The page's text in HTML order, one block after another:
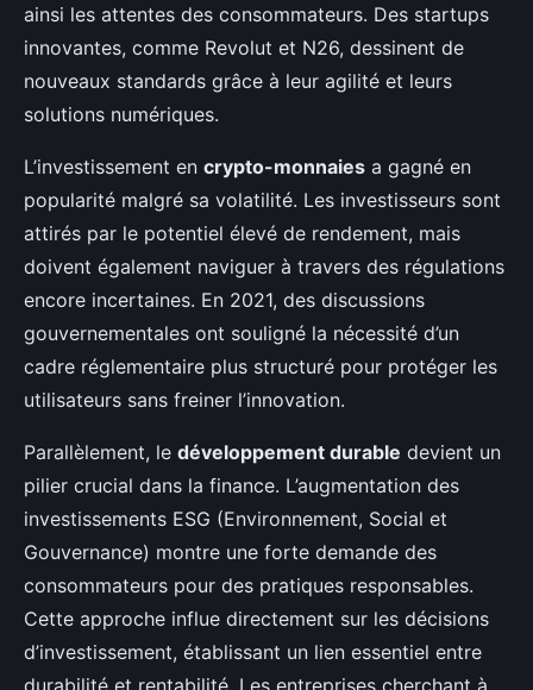
ainsi les attentes des consommateurs. Des startups
innovantes, comme Revolut et N26, dessinent de
nouveaux standards grâce à leur agilité et leurs
solutions numériques.
L’investissement en crypto-monnaies a gagné en
popularité malgré sa volatilité. Les investisseurs sont
attirés par le potentiel élevé de rendement, mais
doivent également naviguer à travers des régulations
encore incertaines. En 2021, des discussions
gouvernementales ont souligné la nécessité d’un
cadre réglementaire plus structuré pour protéger les
utilisateurs sans freiner l’innovation.
Parallèlement, le développement durable devient un
pilier crucial dans la finance. L’augmentation des
investissements ESG (Environnement, Social et
Gouvernance) montre une forte demande des
consommateurs pour des pratiques responsables.
Cette approche influe directement sur les décisions
d’investissement, établissant un lien essentiel entre